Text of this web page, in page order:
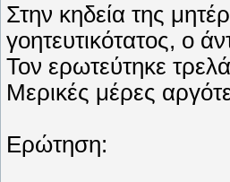
Στην κηδεία της
γοητευτικότατος, ο
Τον ερωτεύτηκε
Μερικές μέρες
Ερώτηση: